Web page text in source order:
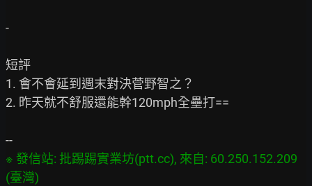
-
短評
1. 會不會延到週末對決菅野智之？
2. 昨天就不舒服還能幹120mph全壘打==
※ 發信站: 批踢踢實業坊(ptt.cc), 來自: 60.250.152.209
(臺灣)